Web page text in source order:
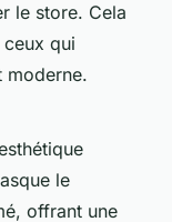
le store. Cela
qui
moderne.
le
offrant une